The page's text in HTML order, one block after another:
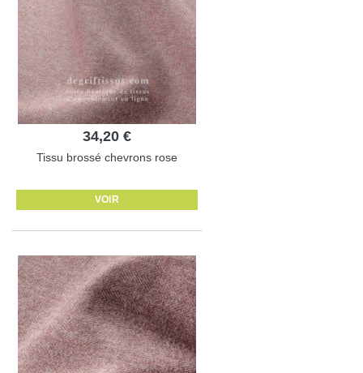
34,20 €
Tissu brossé chevrons rose
VOIR